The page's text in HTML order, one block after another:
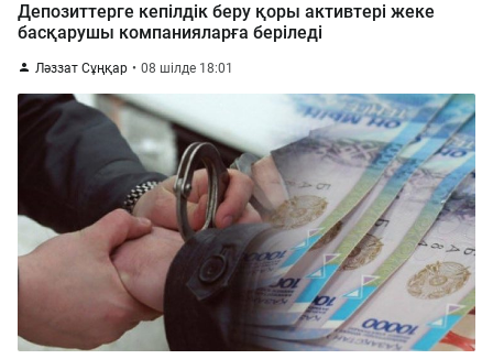
Депозиттерге кепілдік беру қоры активтері жеке
басқарушы компанияларға беріледі
Ләззат Сұңқар 08 шілде 18:01